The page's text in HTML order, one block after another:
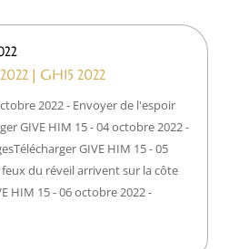
| GH15 2022
2022 - Envoyer de l'espoir
GIVE HIM 15 - 04 octobre 2022 -
GIVE HIM 15 - 05
du réveil arrivent sur la côte
HIM 15 - 06 octobre 2022 -